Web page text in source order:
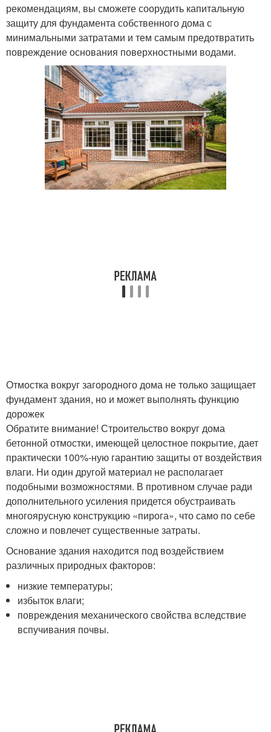
рекомендациям, вы сможете соорудить капитальную
защиту для фундамента собственного дома с
минимальными затратами и тем самым предотвратить
повреждение основания поверхностными водами.
Отмостка вокруг загородного дома не только защищает
фундамент здания, но и может выполнять функцию
дорожек
Обратите внимание! Строительство вокруг дома
бетонной отмостки, имеющей целостное покрытие, дает
практически 100%-ную гарантию защиты от воздействия
влаги. Ни один другой материал не располагает
подобными возможностями. В противном случае ради
дополнительного усиления придется обустраивать
многоярусную конструкцию «пирога», что само по себе
сложно и повлечет существенные затраты.
Основание здания находится под воздействием
различных природных факторов:
низкие температуры;
избыток влаги;
повреждения механического свойства вследствие
вспучивания почвы.